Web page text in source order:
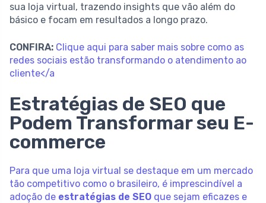
sua loja virtual, trazendo insights que vão além do
básico e focam em resultados a longo prazo.
CONFIRA: Clique aqui para saber mais sobre como as
redes sociais estão transformando o atendimento ao
cliente</a
Estratégias de SEO que
Podem Transformar seu E-
commerce
Para que uma loja virtual se destaque em um mercado
tão competitivo como o brasileiro, é imprescindível a
adoção de estratégias de SEO que sejam eficazes e